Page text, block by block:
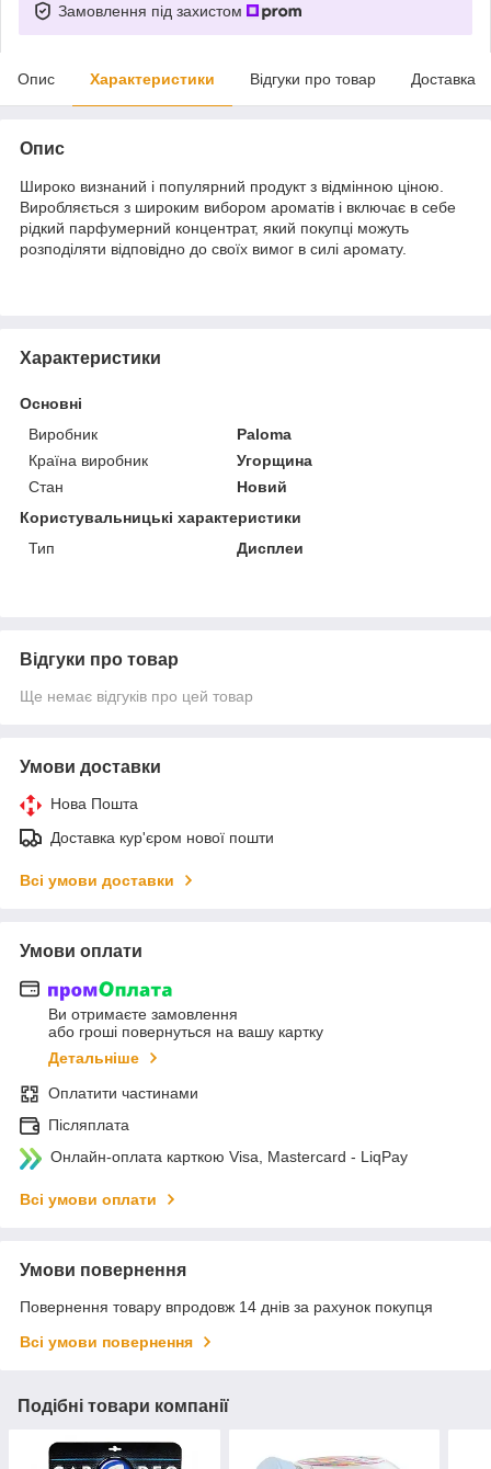
Замовлення під захистом
Опис Характеристики Відгуки про товар Доставка
Опис
Широко визнаний і популярний продукт з відмінною ціною.
Виробляється з широким вибором ароматів і включає в себе
рідкий парфумерний концентрат, який покупці можуть
розподіляти відповідно до своїх вимог в силі аромату.
Характеристики
Основні
Виробник
Paloma
Країна виробник
Угорщина
Стан
Новий
Користувальницькі характеристики
Тип
Дисплеи
Відгуки про товар
Ще немає відгуків про цей товар
Умови доставки
Нова Пошта
Доставка кур'єром нової пошти
Всі умови доставки
Умови оплати
Ви отримаєте замовлення
або гроші повернуться на вашу картку
Детальніше
Оплатити частинами
Післяплата
Онлайн-оплата карткою Visa, Mastercard - LiqPay
Всі умови оплати
Умови повернення
Повернення товару впродовж 14 днів за рахунок покупця
Всі умови повернення
Подібні товари компанії